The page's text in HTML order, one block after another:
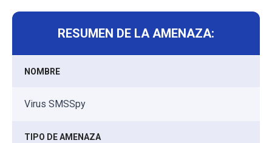
RESUMEN DE LA AMENAZA:
NOMBRE
Virus SMSSpy
TIPO DE AMENAZA